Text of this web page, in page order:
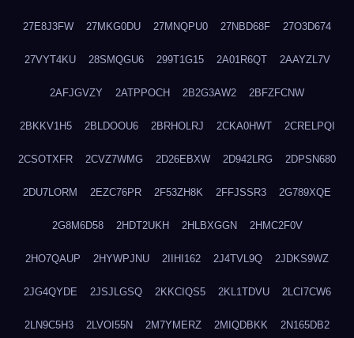
27E8J3FW 27MKG0DU 27MNQPU0 27NBD68F 27O3D674
27VYT4KU 28SMQGU6 299T1G15 2A01R6QT 2AAYZL7V
2AFJGVZY 2ATPPOCH 2B2G3AW2 2BFZFCNW
2BKKV1H5 2BLDOOU6 2BRHOLRJ 2CKA0HWT 2CRELPQI
2CSOTXFR 2CVZ7WMG 2D26EBXW 2D942LRG 2DPSN680
2DU7LORM 2EZC76PR 2F53ZH8K 2FFJSSR3 2G789XQE
2G8M6D58 2HDT2UKH 2HLBXGGN 2HMC2F0V
2HO7QAUP 2HYWPJNU 2IIHI162 2J4TVL9Q 2JDKS9WZ
2JG4QYDE 2JSJLGSQ 2KKCIQS5 2KL1TDVU 2LCI7CW6
2LN9C5H3 2LVOI55N 2M7YMERZ 2MIQDBKK 2N165DB2